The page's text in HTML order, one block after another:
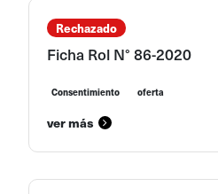
Rechazado
Ficha Rol N° 86-2020
Consentimiento oferta
ver más